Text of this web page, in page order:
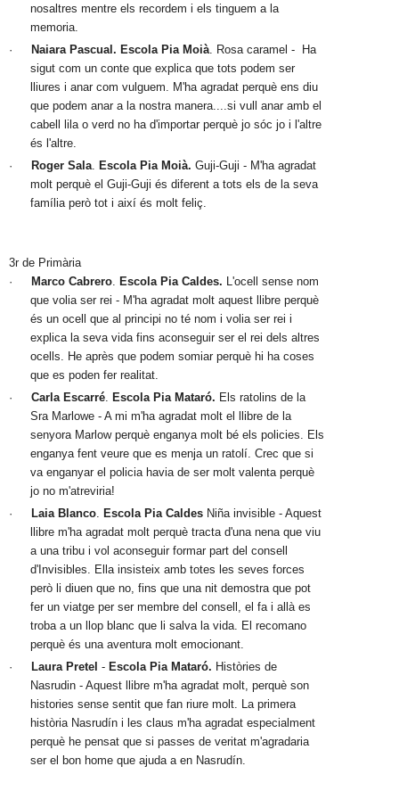
nosaltres mentre els recordem i els tinguem a la
memoria.
·
Naiara Pascual. Escola Pia Moià . Rosa caramel -  Ha
sigut com un conte que explica que tots podem ser
lliures i anar com vulguem. M'ha agradat perquè ens diu
que podem anar a la nostra manera....si vull anar amb el
cabell lila o verd no ha d'importar perquè jo sóc jo i l'altre
és l'altre.
·
Roger Sala Escola Pia Moià. Guji-Guji - M'ha agradat
molt perquè el Guji-Guji és diferent a tots els de la seva
família però tot i així és molt feliç.
3r de Primària
·
Marco Cabrero Escola Pia Caldes.
L'ocell sense nom
que volia ser rei - M'ha agradat molt aquest llibre perquè
és un ocell que al principi no té nom i volia ser rei i
explica la seva vida fins aconseguir ser el rei dels altres
ocells. He après que podem somiar perquè hi ha coses
que es poden fer realitat.
·
Carla Escarré Escola Pia Mataró. Els ratolins de la
Sra Marlowe - A mi m'ha agradat molt el llibre de la
senyora Marlow perquè enganya molt bé els policies. Els
enganya fent veure que es menja un ratolí. Crec que si
va enganyar el policia havia de ser molt valenta perquè
jo no m'atreviria!
·
Laia Blanco Escola Pia Caldes Niña invisible - Aquest
llibre m'ha agradat molt perquè tracta d'una nena que viu
a una tribu i vol aconseguir formar part del consell
d'Invisibles. Ella insisteix amb totes les seves forces
però li diuen que no, fins que una nit demostra que pot
fer un viatge per ser membre del consell, el fa i allà es
troba a un llop blanc que li salva la vida. El recomano
perquè és una aventura molt emocionant.
·
Laura Pretel - Escola Pia Mataró. Històries de
Nasrudin - Aquest llibre m'ha agradat molt, perquè son
histories sense sentit que fan riure molt. La primera
història Nasrudín i les claus m'ha agradat especialment
perquè he pensat que si passes de veritat m'agradaria
ser el bon home que ajuda a en Nasrudín.